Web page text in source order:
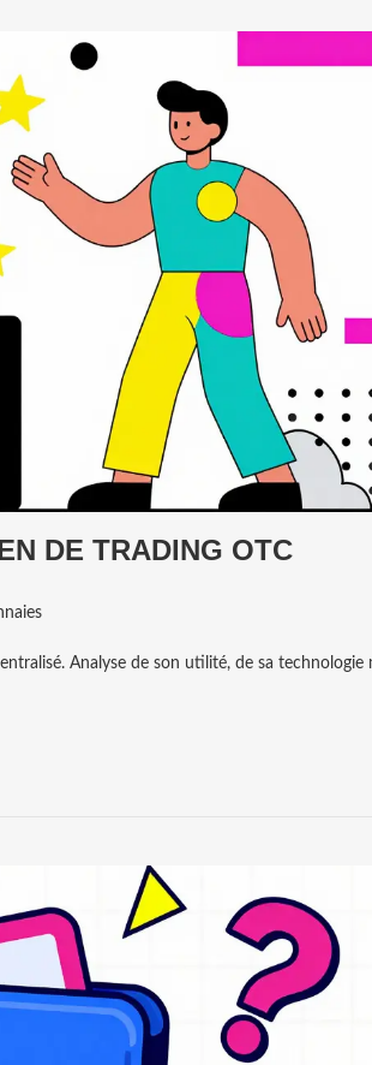
DE TRADING OTC
Analyse de son utilité, de sa technologie